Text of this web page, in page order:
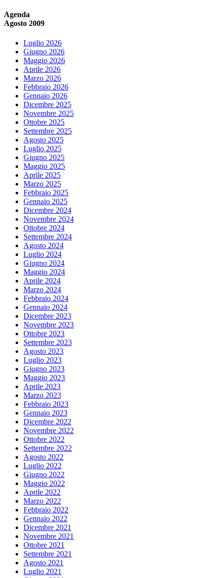
Agenda
Agosto 2009
Luglio 2026
Giugno 2026
Maggio 2026
Aprile 2026
Marzo 2026
Febbraio 2026
Gennaio 2026
Dicembre 2025
Novembre 2025
Ottobre 2025
Settembre 2025
Agosto 2025
Luglio 2025
Giugno 2025
Maggio 2025
Aprile 2025
Marzo 2025
Febbraio 2025
Gennaio 2025
Dicembre 2024
Novembre 2024
Ottobre 2024
Settembre 2024
Agosto 2024
Luglio 2024
Giugno 2024
Maggio 2024
Aprile 2024
Marzo 2024
Febbraio 2024
Gennaio 2024
Dicembre 2023
Novembre 2023
Ottobre 2023
Settembre 2023
Agosto 2023
Luglio 2023
Giugno 2023
Maggio 2023
Aprile 2023
Marzo 2023
Febbraio 2023
Gennaio 2023
Dicembre 2022
Novembre 2022
Ottobre 2022
Settembre 2022
Agosto 2022
Luglio 2022
Giugno 2022
Maggio 2022
Aprile 2022
Marzo 2022
Febbraio 2022
Gennaio 2022
Dicembre 2021
Novembre 2021
Ottobre 2021
Settembre 2021
Agosto 2021
Luglio 2021